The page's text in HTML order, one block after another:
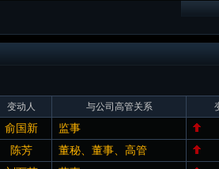
变动人 与公司高管关系
俞国新
监事
陈芳
董秘、董事、高管